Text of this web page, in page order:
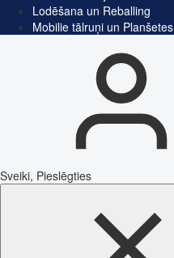
Lodēšana un Reballing
Mobilie tālruņi un Planšetes
Sveiki, Pieslēgties